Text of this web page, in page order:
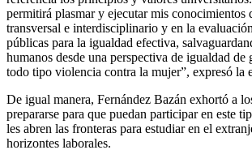
permitirá plasmar y ejecutar mis conocimientos
transversal e interdisciplinario y en la
públicas para la igualdad efectiva,
humanos desde una perspectiva de igualdad de
todo tipo violencia contra la mujer”, expresó la
De igual manera, Fernández Bazán exhortó a
prepararse para que puedan participar en este
les abren las fronteras para estudiar en el
horizontes laborales.